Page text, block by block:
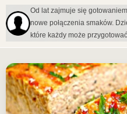
Od lat zajmuje się
nowe połączenia smaków.
które każdy może